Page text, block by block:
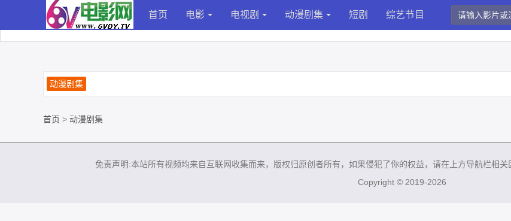
首页 电影 电视剧 动漫剧集 短剧 综艺节目
动漫剧集
首页 > 动漫剧集
免责声明:本站所有视频均来自互联网收集而来，版权归原创者所有，如果侵犯了你的权益，请在上方导航栏相
Copyright © 2019-2026